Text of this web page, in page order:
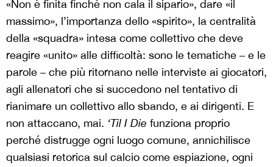
«Non è finita finché non cala il sipario», dare «il
massimo», l’importanza dello «spirito», la centralità
della «squadra» intesa come collettivo che deve
reagire «unito» alle difficoltà: sono le tematiche – e le
parole – che più ritornano nelle interviste ai giocatori,
agli allenatori che si succedono nel tentativo di
rianimare un collettivo allo sbando, e ai dirigenti. E
non attaccano, mai. ‘Til I Die funziona proprio
perché distrugge ogni luogo comune, annichilisce
qualsiasi retorica sul calcio come espiazione, ogni